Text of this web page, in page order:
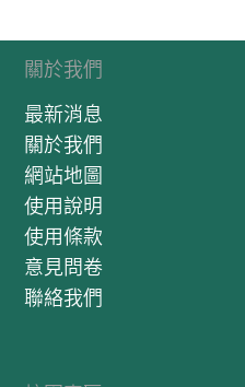
關於我們
最新消息
關於我們
網站地圖
使用說明
使用條款
意見問卷
聯絡我們